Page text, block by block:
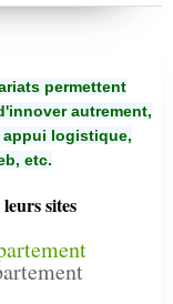
permettent
autrement,
appui logistique,
etc.
sites